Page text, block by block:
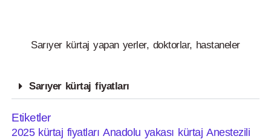
Sarıyer kürtaj yapan yerler, doktorlar, hastaneler
Sarıyer kürtaj fiyatları
Etiketler
2025 kürtaj fiyatları Anadolu yakası kürtaj Anestezili